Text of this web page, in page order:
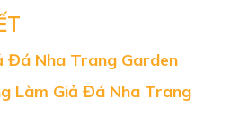
Đá Nha Trang Garden
Làm Giả Đá Nha Trang